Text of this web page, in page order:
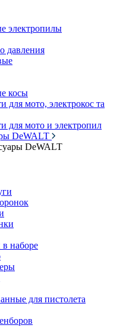
электропилы
давления
косы
для мото, электрокос та
для мото и электропил
DeWALT
DeWALT
наборе
для пистолета